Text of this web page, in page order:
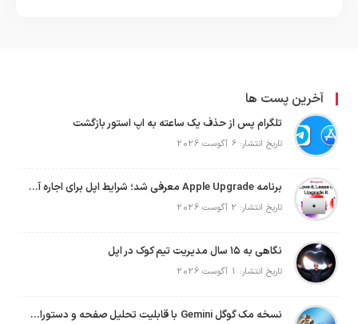
آخرین پست ها
تلگرام پس از حذف یک ساعته به اپ استور بازگشت
تاریخ انتشار: 6 آگوست 2026
برنامه Apple Upgrade معرفی شد؛ شرایط اپل برای اجاره آیفون، آیپد، مک و اپل واچ
تاریخ انتشار: 2 آگوست 2026
نگاهی به ۱۵ سال مدیریت تیم کوک در اپل
تاریخ انتشار: 1 آگوست 2026
نسخه مک گوگل Gemini با قابلیت تحلیل صفحه و دستورات صوتی در به‌روزرسانی جدید